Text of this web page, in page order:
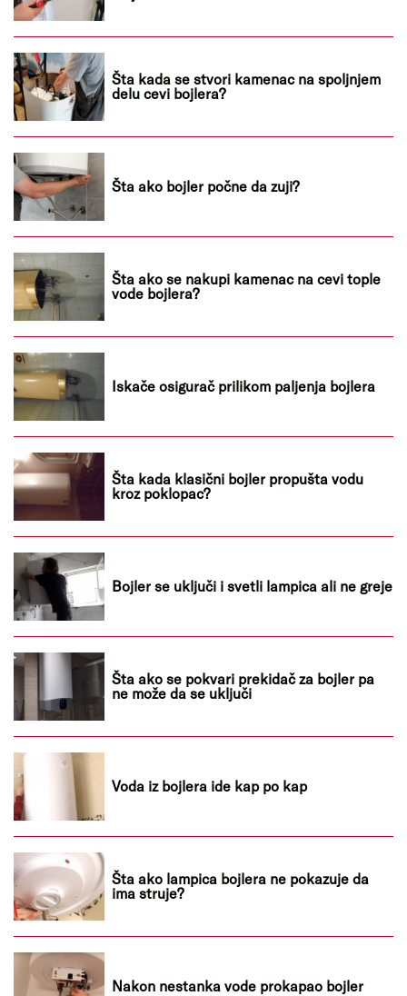
Šta kada se stvori kamenac na spoljnjem
delu cevi bojlera?
Šta ako bojler počne da zuji?
Šta ako se nakupi kamenac na cevi tople
vode bojlera?
Iskače osigurač prilikom paljenja bojlera
Šta kada klasični bojler propušta vodu
kroz poklopac?
Bojler se uključi i svetli lampica ali ne greje
Šta ako se pokvari prekidač za bojler pa
ne može da se uključi
Voda iz bojlera ide kap po kap
Šta ako lampica bojlera ne pokazuje da
ima struje?
Nakon nestanka vode prokapao bojler